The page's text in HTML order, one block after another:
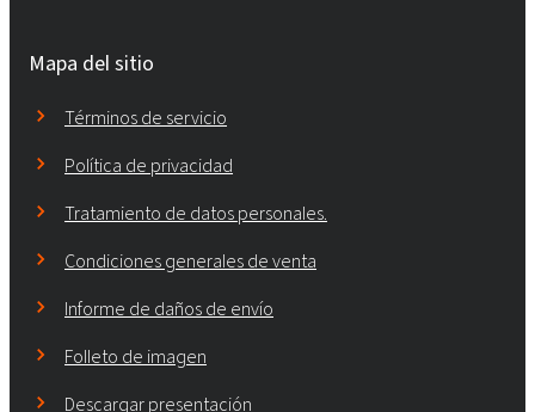
Mapa del sitio
Términos de servicio
Política de privacidad
Tratamiento de datos personales.
Condiciones generales de venta
Informe de daños de envío
Folleto de imagen
Descargar presentación